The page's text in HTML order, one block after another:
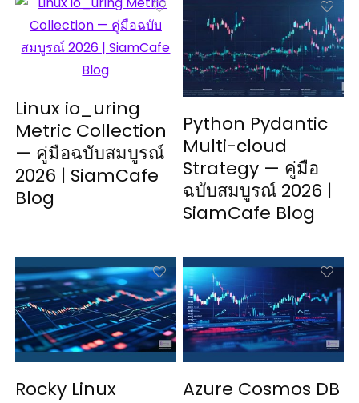
Linux io_uring
Metric Collection
— คู่มือฉบับสมบูรณ์
2026 | SiamCafe
Blog
Python Pydantic
Multi-cloud
Strategy — คู่มือ
ฉบับสมบูรณ์ 2026 |
SiamCafe Blog
Rocky Linux
Azure Cosmos DB